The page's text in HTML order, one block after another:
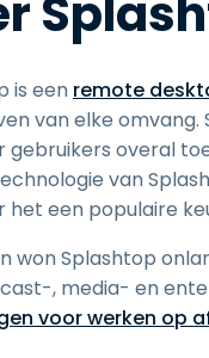
is een remote
van elke
gebruikers overal
van
het een populaire
won Splashtop
, media- en
voor werken op